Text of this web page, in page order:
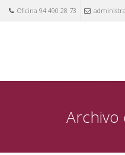
Oficina 94 490 28 73
Archivo